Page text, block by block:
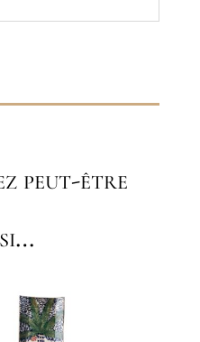
peut-être